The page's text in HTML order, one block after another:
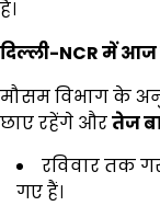
है।
दिल्ली-NCRमें आज
मौसम विभाग के
छाए रहेंगे औरतेज
रविवार तक
गए हैं।